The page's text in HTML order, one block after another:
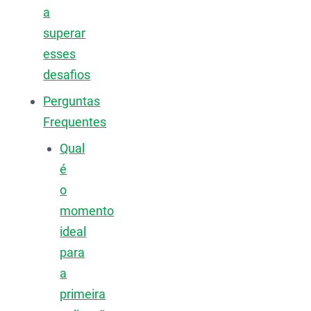
a
superar
esses
desafios
Perguntas
Frequentes
Qual
é
o
momento
ideal
para
a
primeira